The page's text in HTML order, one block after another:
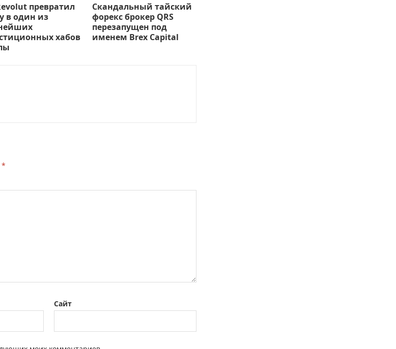
превратил
в один из
хабов
Скандальный тайский
форекс брокер QRS
перезапущен под
именем Brex Capital
*
Сайт